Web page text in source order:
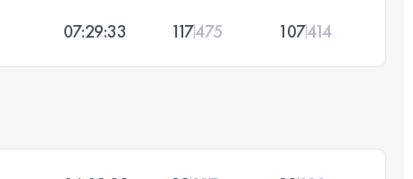
07:29:33 117475 107414